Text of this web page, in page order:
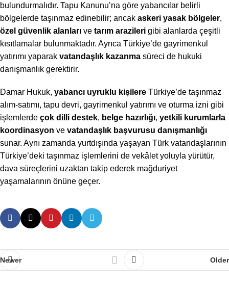
bulundurmalıdır. Tapu Kanunu’na göre yabancılar belirli
bölgelerde taşınmaz edinebilir; ancak askeri yasak bölgeler,
özel güvenlik alanları ve tarım arazileri gibi alanlarda çeşitli
kısıtlamalar bulunmaktadır. Ayrıca Türkiye’de gayrimenkul
yatırımı yaparak vatandaşlık kazanma süreci de hukuki
danışmanlık gerektirir.
Damar Hukuk, yabancı uyruklu kişilere Türkiye’de taşınmaz
alım-satımı, tapu devri, gayrimenkul yatırımı ve oturma izni gibi
işlemlerde çok dilli destek, belge hazırlığı, yetkili kurumlarla
koordinasyon ve vatandaşlık başvurusu danışmanlığı
sunar. Aynı zamanda yurtdışında yaşayan Türk vatandaşlarının
Türkiye’deki taşınmaz işlemlerini de vekâlet yoluyla yürütür,
dava süreçlerini uzaktan takip ederek mağduriyet
yaşamalarının önüne geçer.
Newer Older